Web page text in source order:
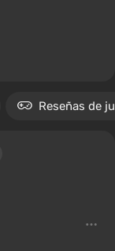
Reseñas de